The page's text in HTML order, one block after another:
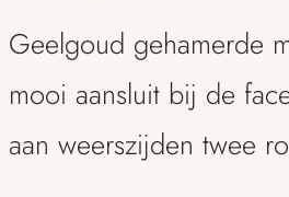
diamantjes
aantal
Geelgoud gehamerde
mooi aansluit bij de
aan weerszijden twee